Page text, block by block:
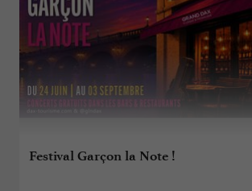
Festival Garçon la Note !